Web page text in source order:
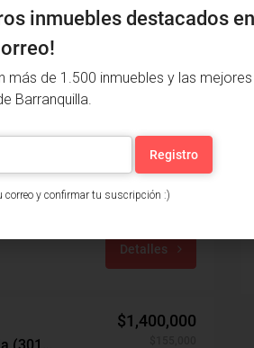
$1,600,000
Detalles
Local Arriendo, Villa Country, Barranquilla (30101)
$1,400,000
inmuebles destacados en
de 1.500 inmuebles y las mejores
Barranquilla.
correo y confirmar tu suscripción :)